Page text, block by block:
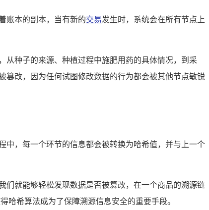
账本的副本，当有新的交易发生时，系统会在所有节点上
从种子的来源、种植过程中施肥用药的具体情况，到采
篡改，因为任何试图修改数据的行为都会被其他节点敏锐
中，每一个环节的信息都会被转换为哈希值，并与上一个
们就能够轻松发现数据是否被篡改，在一个商品的溯源链
哈希算法成为了保障溯源信息安全的重要手段。